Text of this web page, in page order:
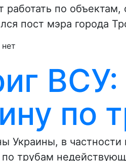
по
пост мэра города
ВСУ:
по
Украины, в
по трубам